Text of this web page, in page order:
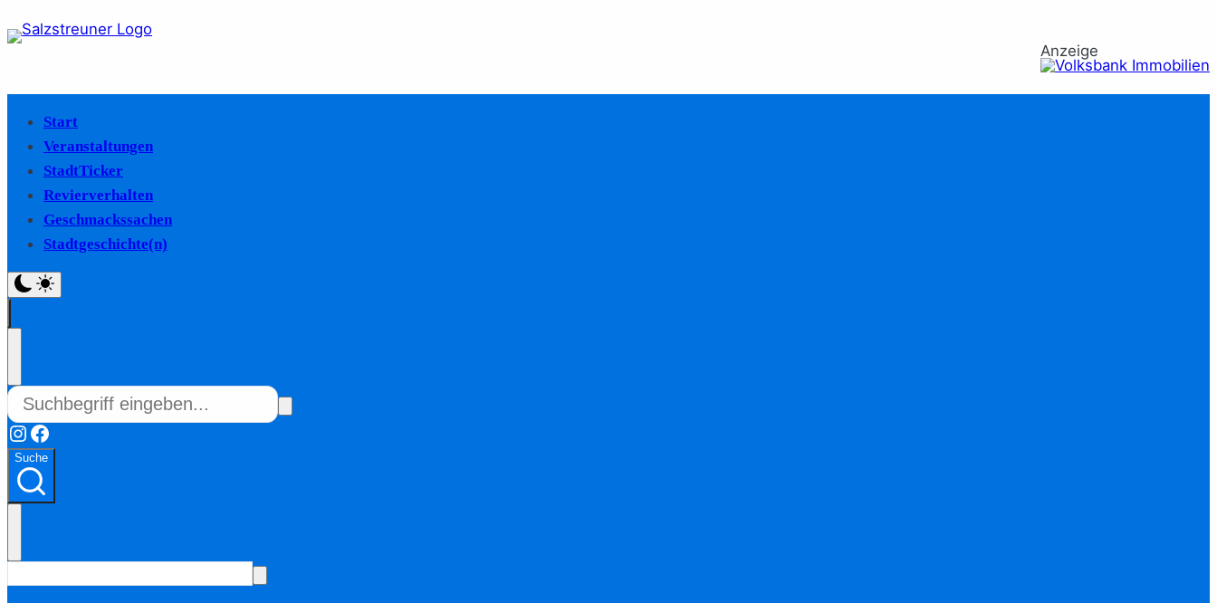
Anzeige
Start
Veranstaltungen
StadtTicker
Revierverhalten
Geschmackssachen
Stadtgeschichte(n)
Instagram
Facebook
Suche